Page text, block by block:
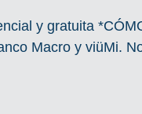
y gratuita
Macro y viüMi.